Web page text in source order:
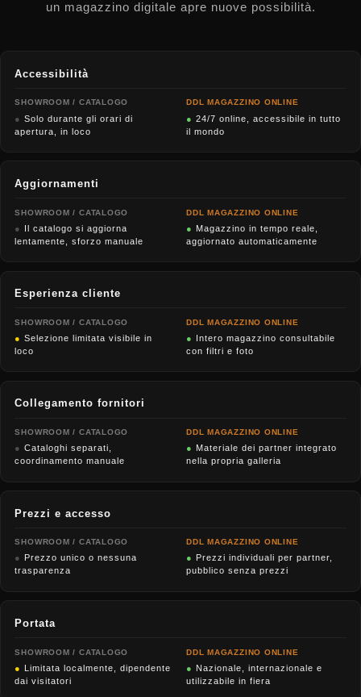
un magazzino digitale apre nuove possibilità.
Accessibilità
SHOWROOM / CATALOGO
● Solo durante gli orari di
apertura, in loco
DDL MAGAZZINO ONLINE
● 24/7 online, accessibile in tutto
il mondo
Aggiornamenti
SHOWROOM / CATALOGO
● Il catalogo si aggiorna
lentamente, sforzo manuale
DDL MAGAZZINO ONLINE
● Magazzino in tempo reale,
aggiornato automaticamente
Esperienza cliente
SHOWROOM / CATALOGO
● Selezione limitata visibile in
loco
DDL MAGAZZINO ONLINE
● Intero magazzino consultabile
con filtri e foto
Collegamento fornitori
SHOWROOM / CATALOGO
● Cataloghi separati,
coordinamento manuale
DDL MAGAZZINO ONLINE
● Materiale dei partner integrato
nella propria galleria
Prezzi e accesso
SHOWROOM / CATALOGO
●
Prezzo unico o nessuna
trasparenza
DDL MAGAZZINO ONLINE
●
Prezzi individuali per partner,
pubblico senza prezzi
Portata
SHOWROOM / CATALOGO
● Limitata localmente, dipendente
dai visitatori
DDL MAGAZZINO ONLINE
● Nazionale, internazionale e
utilizzabile in fiera